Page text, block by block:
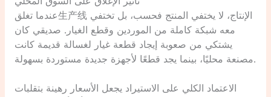
عندما تغلق生产线 الإنتاج، لا يختفي المنتج فحسب، بل تختفي
معه شبكة كاملة من الموردين وقطع الغيار. صديقي كان
يشتكي من صعوبة إيجاد قطعة غيار لغسالة قديمة كانت
مصنعة محليًا، بينما يجد قطعًا لأجهزة جديدة مستوردة بسهولة.
الاعتماد الكلي على الاستيراد يجعل الأسعار رهينة بتقلبات